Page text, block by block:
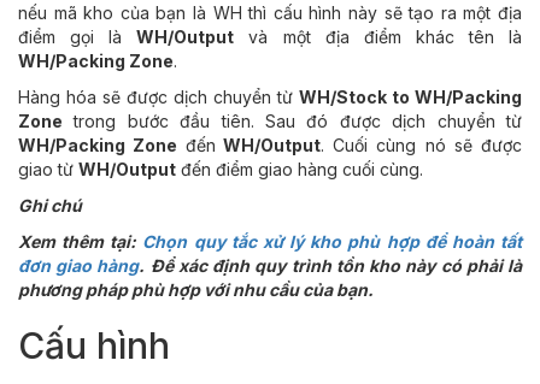
nếu mã kho của bạn là WH thì cấu hình này sẽ tạo ra một địa
điểm gọi làWH/Output và một địa điểm khác tên là
WH/Packing Zone.
Hàng hóa sẽ được dịch chuyển từ WH/Stock to WH/Packing
Zone trong bước đầu tiên. Sau đó được dịch chuyển từ
WH/Packing Zone đến WH/Output. Cuối cùng nó sẽ được
giao từ WH/Output đến điểm giao hàng cuối cùng.
Ghi chú
Xem thêm tại: Chọn quy tắc xử lý kho phù hợp để hoàn tất
đơn giao hàng. Để xác định quy trình tồn kho này có phải là
phương pháp phù hợp với nhu cầu của bạn.
Cấu hình